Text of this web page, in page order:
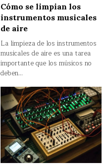
Cómo se limpian los
instrumentos musicales
de aire
La limpieza de los instrumentos
musicales de aire es una tarea
importante que los músicos no
deben…